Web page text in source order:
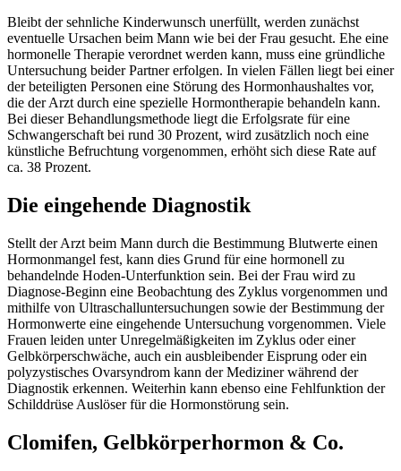
Bleibt der sehnliche Kinderwunsch unerfüllt, werden zunächst
eventuelle Ursachen beim Mann wie bei der Frau gesucht. Ehe eine
hormonelle Therapie verordnet werden kann, muss eine gründliche
Untersuchung beider Partner erfolgen. In vielen Fällen liegt bei einer
der beteiligten Personen eine Störung des Hormonhaushaltes vor,
die der Arzt durch eine spezielle Hormontherapie behandeln kann.
Bei dieser Behandlungsmethode liegt die Erfolgsrate für eine
Schwangerschaft bei rund 30 Prozent, wird zusätzlich noch eine
künstliche Befruchtung vorgenommen, erhöht sich diese Rate auf
ca. 38 Prozent.
Die eingehende Diagnostik
Stellt der Arzt beim Mann durch die Bestimmung Blutwerte einen
Hormonmangel fest, kann dies Grund für eine hormonell zu
behandelnde Hoden-Unterfunktion sein. Bei der Frau wird zu
Diagnose-Beginn eine Beobachtung des Zyklus vorgenommen und
mithilfe von Ultraschalluntersuchungen sowie der Bestimmung der
Hormonwerte eine eingehende Untersuchung vorgenommen. Viele
Frauen leiden unter Unregelmäßigkeiten im Zyklus oder einer
Gelbkörperschwäche, auch ein ausbleibender Eisprung oder ein
polyzystisches Ovarsyndrom kann der Mediziner während der
Diagnostik erkennen. Weiterhin kann ebenso eine Fehlfunktion der
Schilddrüse Auslöser für die Hormonstörung sein.
Clomifen, Gelbkörperhormon & Co.